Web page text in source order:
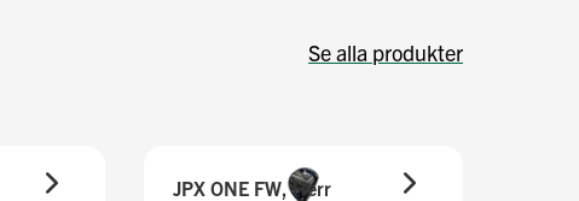
Se alla produkter
JPX ONE FW, Herr